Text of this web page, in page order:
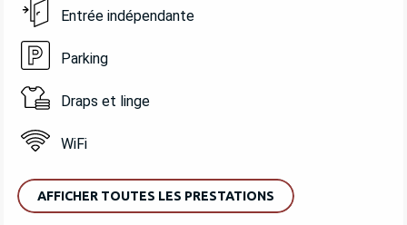
Entrée indépendante
Parking
Draps et linge
WiFi
AFFICHER TOUTES LES PRESTATIONS